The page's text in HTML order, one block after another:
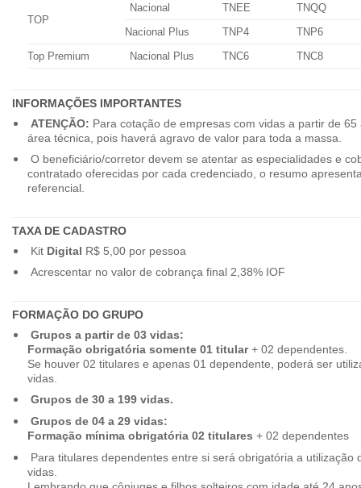
TOP
Nacional TNEE
TNQQ
Nacional Plus
TNP4
TNP6
Top Premium
Nacional Plus TNC6 TNC8
INFORMAÇÕES IMPORTANTES
ATENÇÃO: Para cotação de empresas com vidas a partir de
área técnica, pois haverá agravo de valor para toda a massa.
O beneficiário/corretor devem se atentar as especialidades e
contratado oferecidas por cada credenciado, o resumo
referencial.
TAXA DE CADASTRO
Kit Digital R$ 5,00 por pessoa
Acrescentar no valor de cobrança final 2,38% IOF
FORMAÇÃO DO GRUPO
Grupos a partir de 03 vidas:
Formação obrigatória somente 01 titular+ 02 dependentes.
Se houver 02 titulares e apenas 01 dependente, poderá ser
vidas.
Grupos de 30 a 199 vidas.
Grupos de 04 a 29 vidas:
Formação mínima obrigatória 02 titulares + 02 dependentes
Para titulares dependentes entre si será obrigatória a utilização
vidas.